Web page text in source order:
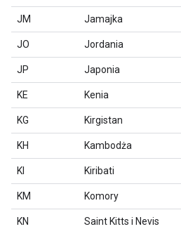
JM Jamajka
JO Jordania
JP Japonia
KE Kenia
KG Kirgistan
KH Kambodża
KI Kiribati
KM Komory
KN Saint Kitts i Nevis